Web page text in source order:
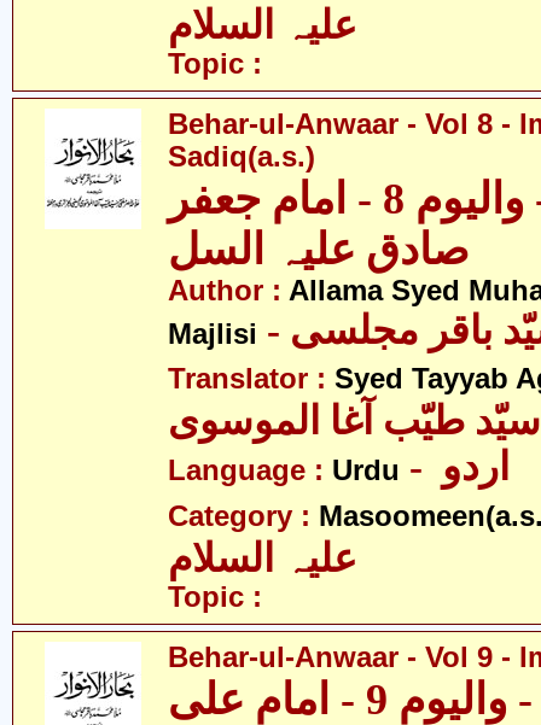
Topic :
Behar-ul-Anwaar - Vol 8 -
Sadiq(a.s.)
بحار الانوار - والیوم 8 - امام جعفر
صادق علیہ السل
Author : Allama Syed
Majlisi
Translator : Syed Tayyab
سیّد طیّب آغا الموسوی
Language : Urdu
Category :
Topic :
Behar-ul-Anwaar - Vol 9 -
بحار الانوار - والیوم 9 - امام علی